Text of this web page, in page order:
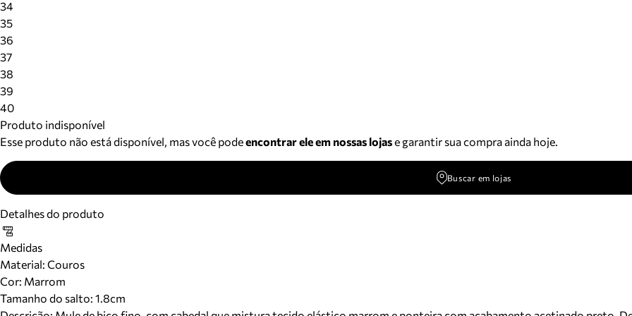
34
35
36
37
38
39
40
Produto indisponível
Esse produto não está disponível, mas você podeencontrar ele em nossas lojase garantir sua compra ainda hoje.
Buscar em lojas
Detalhes do produto
Medidas
Material: Couros
Cor: Marrom
Tamanho do salto: 1.8cm